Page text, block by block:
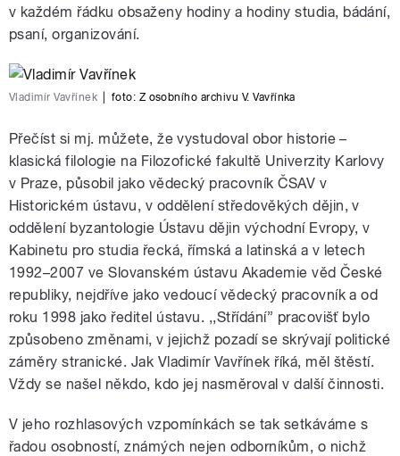
v každém řádku obsaženy hodiny a hodiny studia, bádání,
psaní, organizování.
Vladimír Vavřínek foto: Z osobního archivu V. Vavřínka
Přečíst si mj. můžete, že vystudoval obor historie –
klasická filologie na Filozofické fakultě Univerzity Karlovy
v Praze, působil jako vědecký pracovník ČSAV v
Historickém ústavu, v oddělení středověkých dějin, v
oddělení byzantologie Ústavu dějin východní Evropy, v
Kabinetu pro studia řecká, římská a latinská a v letech
1992–2007 ve Slovanském ústavu Akademie věd České
republiky, nejdříve jako vedoucí vědecký pracovník a od
roku 1998 jako ředitel ústavu. ,,Střídání” pracovišť bylo
způsobeno změnami, v jejichž pozadí se skrývají politické
záměry stranické. Jak Vladimír Vavřínek říká, měl štěstí.
Vždy se našel někdo, kdo jej nasměroval v další činnosti.
V jeho rozhlasových vzpomínkách se tak setkáváme s
řadou osobností, známých nejen odborníkům, o nichž